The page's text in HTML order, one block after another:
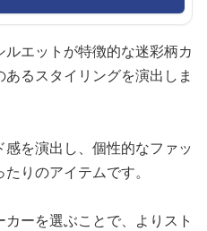
エットが特徴的な迷彩柄カ
るスタイリングを演出しま
を演出し、個性的なファッ
りのアイテムです。
ーを選ぶことで、よりスト